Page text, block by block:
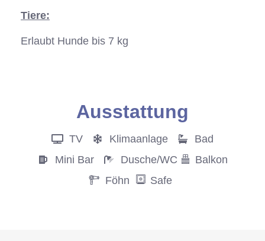
Tiere:
Erlaubt Hunde bis 7 kg
Ausstattung
TV Klimaanlage
Bad
Mini Bar
Dusche/WC
Balkon
Föhn
Safe